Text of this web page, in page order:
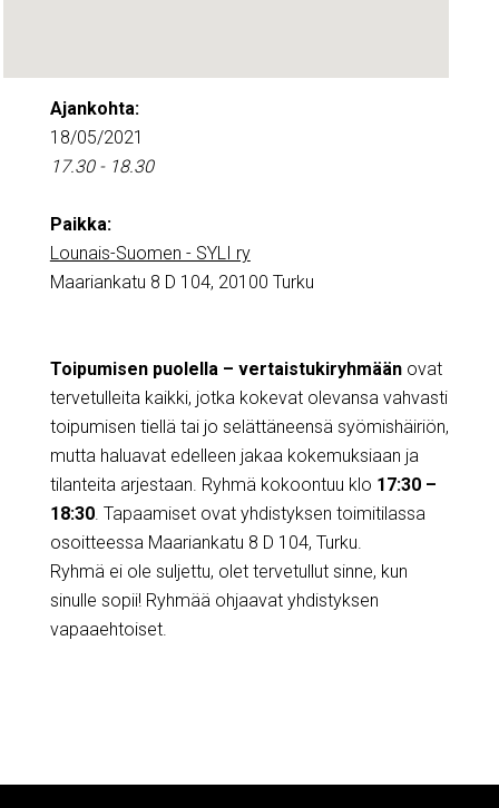
Ajankohta:
18/05/2021
17.30 - 18.30
Paikka:
Lounais-Suomen - SYLI ry
Maariankatu 8 D 104, 20100 Turku
Toipumisen puolella – vertaistukiryhmäänovat
tervetulleita kaikki, jotka kokevat olevansa vahvasti
toipumisen tiellä tai jo selättäneensä syömishäiriön,
mutta haluavat edelleen jakaa kokemuksiaan ja
tilanteita arjestaan. Ryhmä kokoontuu klo 17:30 –
18:30. Tapaamiset ovat yhdistyksen toimitilassa
osoitteessa Maariankatu 8 D 104, Turku.
Ryhmä ei ole suljettu, olet tervetullut sinne, kun
sinulle sopii! Ryhmää ohjaavat yhdistyksen
vapaaehtoiset.